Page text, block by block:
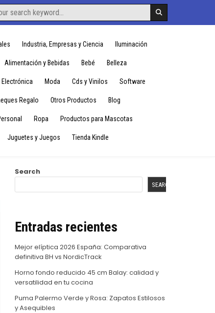
Industria, Empresas y Ciencia Iluminación
Alimentación y Bebidas Bebé Belleza
Electrónica Moda Cds y Vinilos Software
Regalo Otros Productos Blog
Ropa Productos para Mascotas
Juguetes y Juegos Tienda Kindle
Search
SEARCH
Entradas recientes
Mejor elíptica 2026 España: Comparativa
definitiva BH vs NordicTrack
Horno fondo reducido 45 cm Balay: calidad y
versatilidad en tu cocina
Puma Palermo Verde y Rosa: Zapatos Estilosos
y Asequibles